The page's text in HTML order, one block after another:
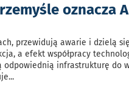
oznacza
przewidują awarie i dzielą
a efekt współpracy
odpowiednią infrastrukturę do
...